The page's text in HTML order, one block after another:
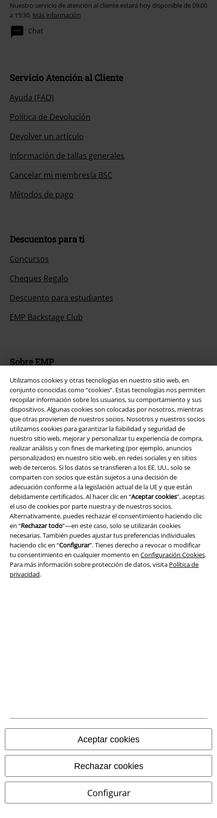
Utilizamos cookies y otras tecnologías en nuestro sitio web, en
conjunto conocidas como “cookies”. Estas tecnologías nos permiten
recopilar información sobre los usuarios, su comportamiento y sus
dispositivos. Algunas cookies son colocadas por nosotros, mientras
que otras provienen de nuestros socios. Nosotros y nuestros socios
utilizamos cookies para garantizar la fiabilidad y seguridad de
nuestro sitio web, mejorar y personalizar tu experiencia de compra,
realizar análisis y con fines de marketing (por ejemplo, anuncios
personalizados) en nuestro sitio web, en redes sociales y en sitios
web de terceros. Si los datos se transfieren a los EE. UU., solo se
comparten con socios que están sujetos a una decisión de
adecuación conforme a la legislación actual de la UE y que están
debidamente certificados. Al hacer clic en “Aceptar cookies”, aceptas
el uso de cookies por parte nuestra y de nuestros socios.
Alternativamente, puedes rechazar el consentimiento haciendo clic
en “Rechazar todo”—en este caso, solo se utilizarán cookies
necesarias. También puedes ajustar tus preferencias individuales
haciendo clic en “Configurar”. Tienes derecho a revocar o modificar
tu consentimiento en cualquier momento en Configuración Cookies.
Para más información sobre protección de datos, visita Política de
privacidad.
Aceptar cookies
Rechazar cookies
Configurar
Nuestro servicio de atención al cliente estará hoy disponible de 09:00
a 15:30. Más información
Chat
Servicio Atención al Cliente
Ayuda (FAQ)
Política de Devolución
Devolver un artículo
Información de tallas generales
Cancelar mi membresía BSC
Métodos de pago
Descuentos para ti
Concursos
Cheques Regalo
Descuento para estudiantes
EMP Backstage Club
Sobre EMP
EMP Eventos
Programa de Afiliados
Sostenibilidad
Comunidad
Contrareembolso
Envío
CORREOS RECOGIDA
EN OFICINA
A DOMICILIO